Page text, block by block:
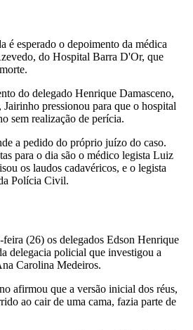
é esperado o depoimento da médica
do Hospital Barra D'Or, que
do delegado Henrique Damasceno,
pressionou para que o hospital
sem realização de perícia.
a pedido do próprio juízo do caso.
para o dia são o médico legista Luiz
os laudos cadavéricos, e o legista
Polícia Civil.
(26) os delegados Edson Henrique
delegacia policial que investigou a
Carolina Medeiros.
afirmou que a versão inicial dos réus,
ao cair de uma cama, fazia parte de